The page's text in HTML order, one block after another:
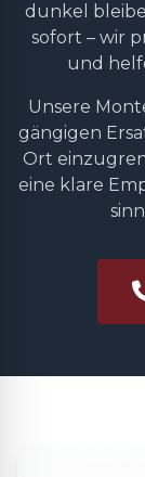
dunkel
sofort – wir
und
Unsere
gängigen
Ort
eine klare